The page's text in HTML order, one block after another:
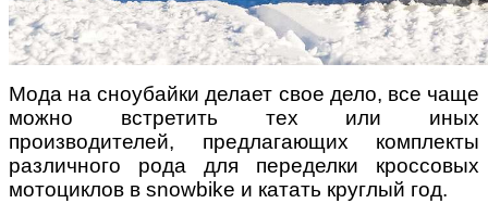
Мода на сноубайки делает свое дело, все чаще
можно встретить тех или иных
производителей, предлагающих комплекты
различного рода для переделки кроссовых
мотоциклов в snowbike и катать круглый год.